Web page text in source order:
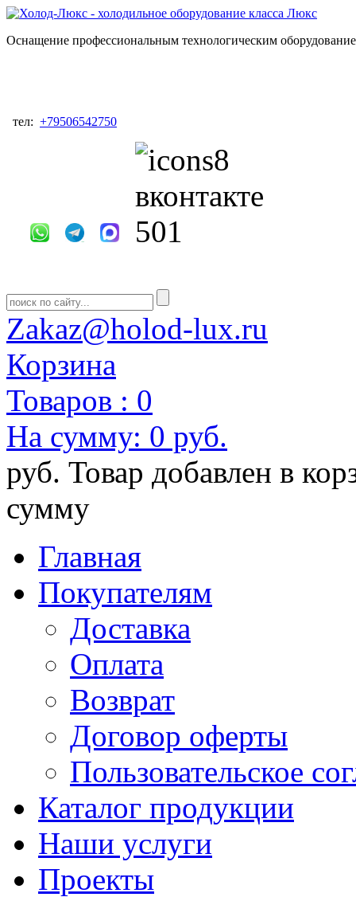
Оснащение профессиональным технологическим
тел: +79506542750
Zakaz@holod-lux.ru
Корзина
Товаров : 0
На сумму: 0 руб.
руб. Товар добавлен в
сумму
Главная
Покупателям
Доставка
Оплата
Возврат
Договор оферты
Пользовательское
Каталог продукции
Наши услуги
Проекты